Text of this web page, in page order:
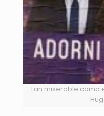
Tan miserable como